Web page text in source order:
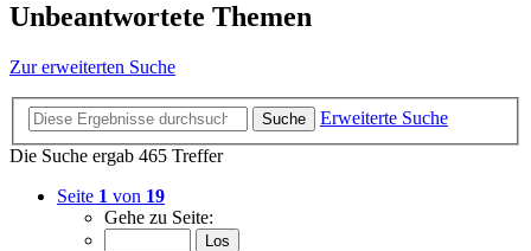
Unbeantwortete Themen
Zur erweiterten Suche
Suche
Erweiterte Suche
Die Suche ergab 465 Treffer
Seite 1 von 19
Gehe zu Seite: